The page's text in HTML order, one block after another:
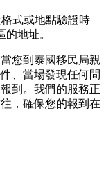
式或地點驗證時
地址。
您到泰國移民局親
、當場發現任何問
到。我們的服務正
，確保您的報到在